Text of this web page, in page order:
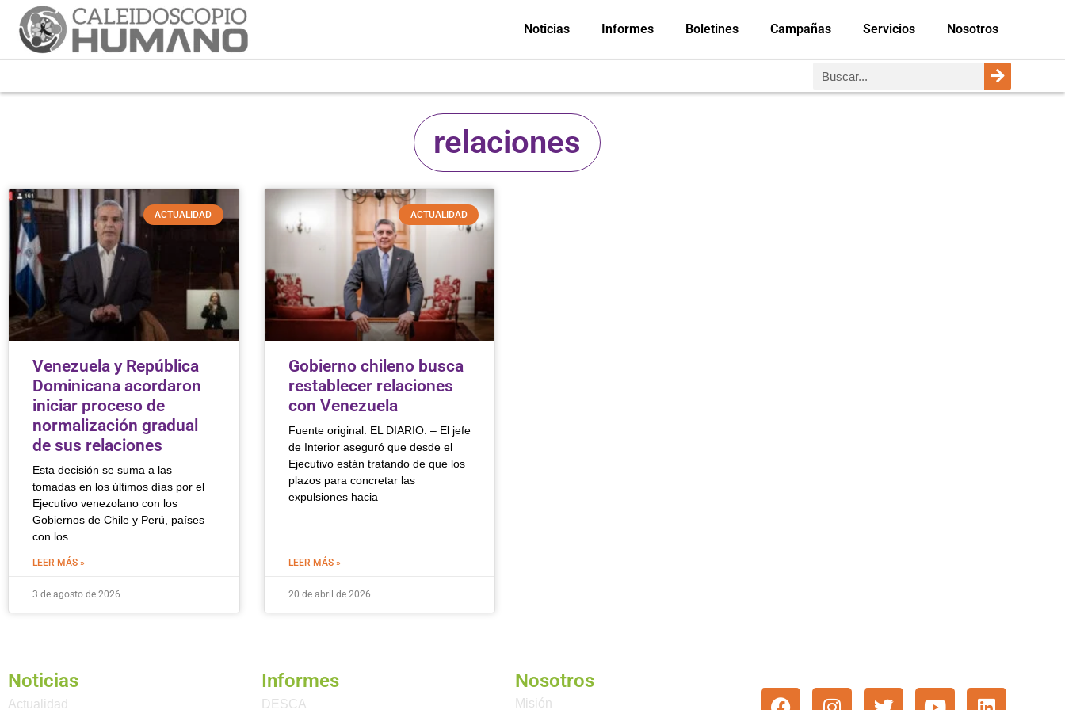
Noticias Informes Boletines Campañas Servicios Nosotros
relaciones
ACTUALIDAD
Venezuela y República
Dominicana acordaron
iniciar proceso de
normalización gradual
de sus relaciones
Esta decisión se suma a las
tomadas en los últimos días por el
Ejecutivo venezolano con los
Gobiernos de Chile y Perú, países
con los
LEER MÁS »
3 de agosto de 2026
ACTUALIDAD
Gobierno chileno busca
restablecer relaciones
con Venezuela
Fuente original: EL DIARIO. – El jefe
de Interior aseguró que desde el
Ejecutivo están tratando de que los
plazos para concretar las
expulsiones hacia
LEER MÁS »
20 de abril de 2026
Noticias
Actualidad
Informes
DESCA
Nosotros
Misión